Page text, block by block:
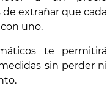
extrañar que cada
uno.
te permitirá
sin perder ni